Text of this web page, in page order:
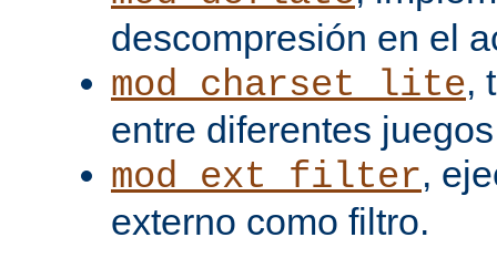
descompresión en el
mod_charset_lite,
entre diferentes
mod_ext_filter,
externo como filtro.